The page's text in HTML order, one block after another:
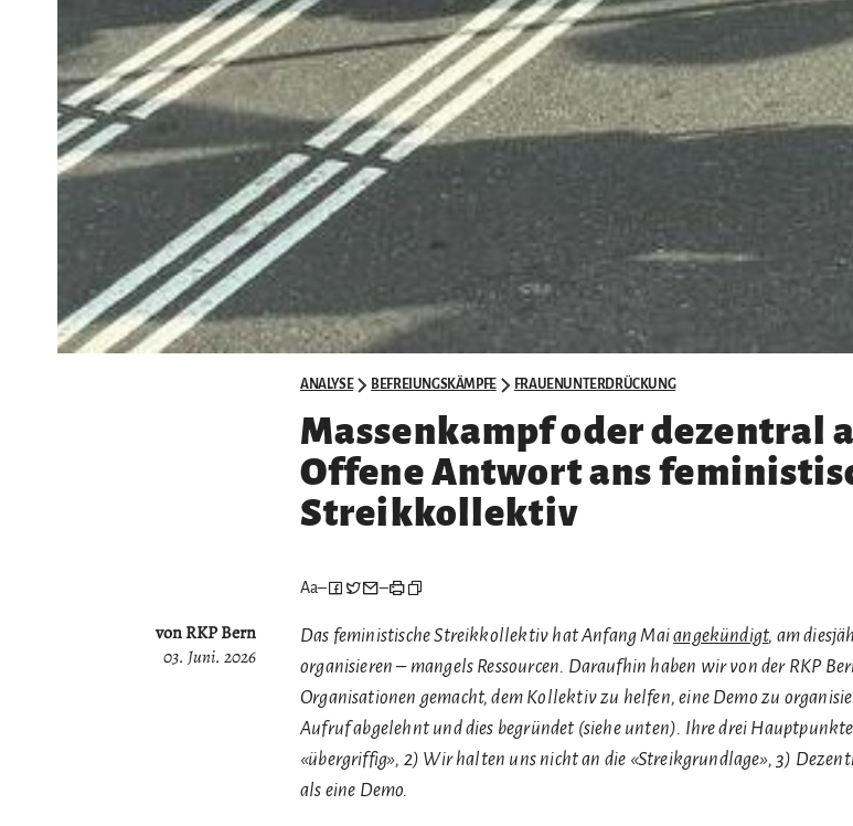
ANALYSE BEFREIUNGSKÄMPFE FRAUENUNTERDRÜCKUNG
Massenkampf oder dezentral
Offene Antwort ans
Streikkollektiv
Aa– –
von RKP Bern
03. Juni. 2026
Das feministische Streikkollektiv hat Anfang Maiangekündigt, am
organisieren – mangels Ressourcen. Daraufhin haben wir von der RKP
Organisationen gemacht, dem Kollektiv zu helfen, eine Demo zu
Aufruf abgelehnt und dies begründet (siehe unten). Ihre drei
«übergriffig», 2) Wir halten uns nicht an die «Streikgrundlage», 3)
als eine Demo.